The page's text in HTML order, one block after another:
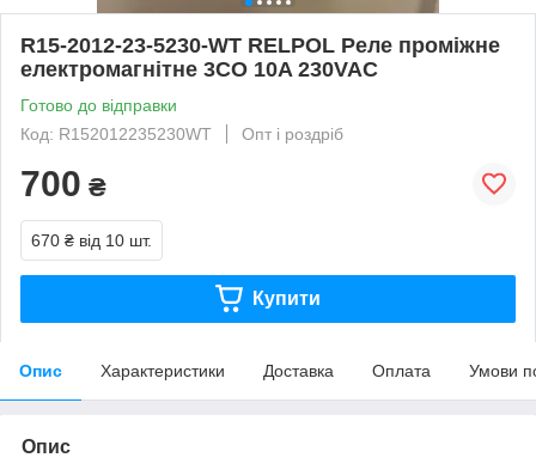
R15-2012-23-5230-WT RELPOL Реле проміжне
електромагнітне 3CO 10A 230VAC
Готово до відправки
Код: R152012235230WT
Опт і роздріб
700 ₴
670 ₴ від 10 шт.
Купити
Опис Характеристики Доставка Оплата Умови
Опис